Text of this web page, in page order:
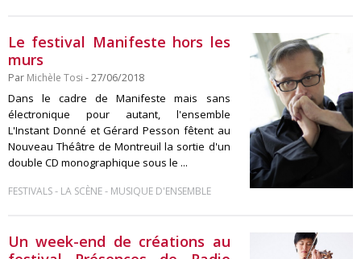
Le festival Manifeste hors les
murs
Par Michèle Tosi - 27/06/2018
Dans le cadre de Manifeste mais sans
électronique pour autant, l'ensemble
L'Instant Donné et Gérard Pesson fêtent au
Nouveau Théâtre de Montreuil la sortie d'un
double CD monographique sous le ...
FESTIVALS- LA SCÈNE- MUSIQUE D'ENSEMBLE
Un week-end de créations au